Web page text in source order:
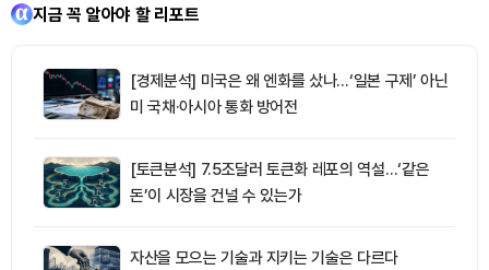
지금 꼭 알아야 할 리포트
[경제분석] 미국은 왜 엔화를 샀나…‘일본 구제’ 아닌
미 국채·아시아 통화 방어전
[토큰분석] 7.5조달러 토큰화 레포의 역설…‘같은
돈’이 시장을 건널 수 있는가
자산을 모으는 기술과 지키는 기술은 다르다